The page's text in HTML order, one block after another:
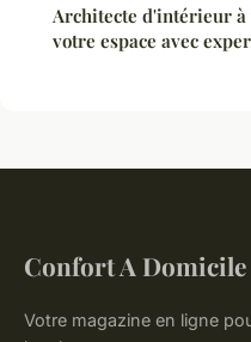
Architecte d'intérieur
votre espace avec
Confort A Domicile
Votre magazine en ligne